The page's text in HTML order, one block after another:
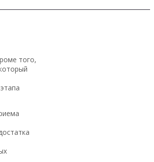
того,